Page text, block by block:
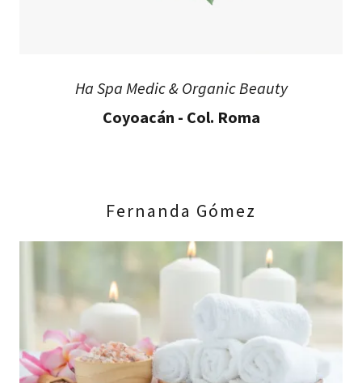
Ha Spa Medic & Organic Beauty
Coyoacán - Col. Roma
Fernanda Gómez